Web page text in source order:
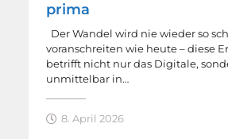
prima
Der Wandel wird nie wieder so
voranschreiten wie heute – diese
betrifft nicht nur das Digitale,
unmittelbar in…
8. April 2026